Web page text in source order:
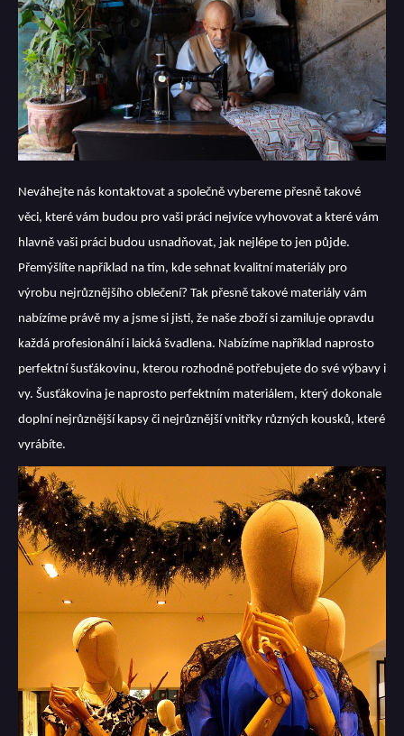
Neváhejte nás kontaktovat a společně vybereme přesně takové
věci, které vám budou pro vaši práci nejvíce vyhovovat a které vám
hlavně vaši práci budou usnadňovat, jak nejlépe to jen půjde.
Přemýšlíte například na tím, kde sehnat kvalitní materiály pro
výrobu nejrůznějšího oblečení? Tak přesně takové materiály vám
nabízíme právě my a jsme si jisti, že naše zboží si zamiluje opravdu
každá profesionální i laická švadlena. Nabízíme například naprosto
perfektní šusťákovinu, kterou rozhodně potřebujete do své výbavy i
vy. Šusťákovina je naprosto perfektním materiálem, který dokonale
doplní nejrůznější kapsy či nejrůznější vnitřky různých kousků, které
vyrábíte.